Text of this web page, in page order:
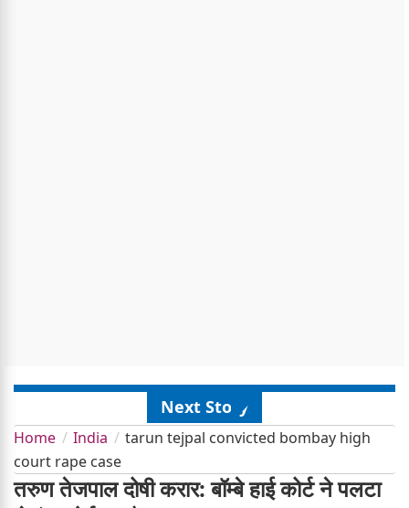
Next Story
Home India
tarun tejpal convicted bombay high
court rape case
तरुण तेजपाल दोषी करार: बॉम्बे हाई कोर्ट ने पलटा